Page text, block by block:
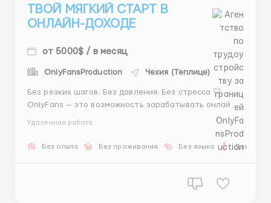
ТВОЙ МЯГКИЙ СТАРТ В
ОНЛАЙН-ДОХОДЕ
от 5000$ / в месяц
OnlyFansProduction Чехия (Теплице)
Без резких шагов. Без давления. Без стресса 🤍
OnlyFans — это возможность зарабатывать онлайн,
оставаясь в своём ритме и сохраняя комфорт 🌸 Мы
сопровождаем девушек 18+ и помогаем начать даже
тем, кто никогда не сталкивался с онлайн-
Удаленная работа
Без опыта Без проживания Без языка Для